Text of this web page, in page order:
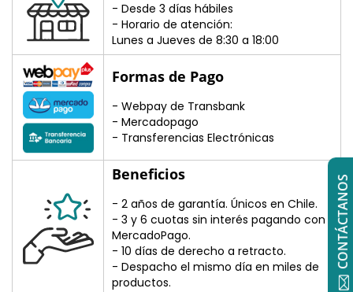
- Desde 3 días hábiles
- Horario de atención:
Lunes a Jueves de 8:30 a 18:00
Formas de Pago
- Webpay de Transbank
- Mercadopago
- Transferencias Electrónicas
Beneficios
- 2 años de garantía. Únicos en Chile.
- 3 y 6 cuotas sin interés pagando con
MercadoPago.
- 10 días de derecho a retracto.
- Despacho el mismo día en miles de
productos.
CONTÁCTANOS